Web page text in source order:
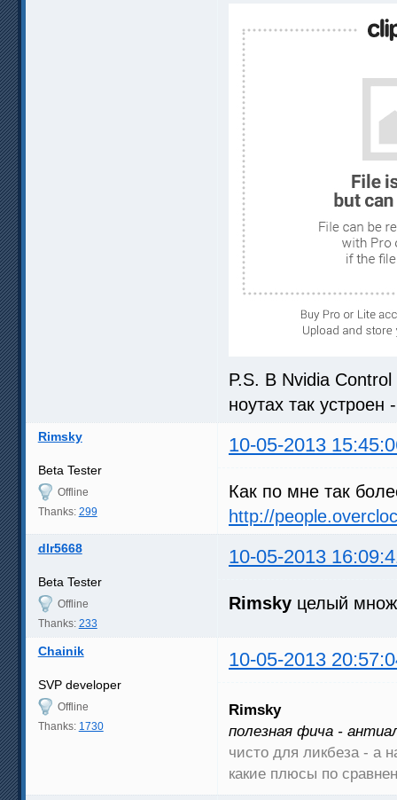
P.S. В Nvidia
ноутах так устроен
Rimsky 10-05-2013
Beta Tester
Offline
Thanks: 299
Как по мне так
http://
dlr5668 10-05-2013
Beta Tester
Offline
Thanks: 233
Rimsky целый
Chainik 10-05-2013
SVP developer
Offline
Thanks: 1730
Rimsky
полезная фича -
чисто для ликбеза - а
какие плюсы по